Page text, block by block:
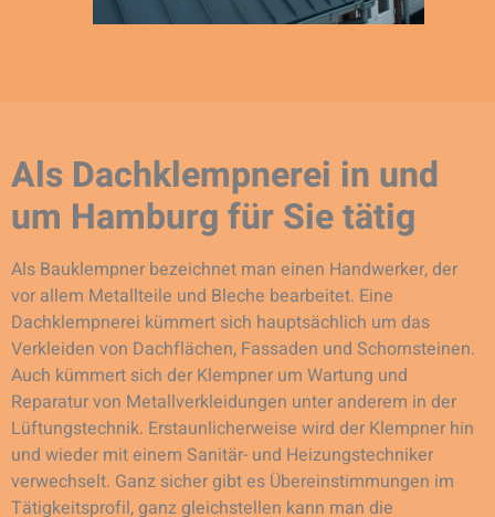
Als Dachklempnerei in und
um Hamburg für Sie tätig
Als Bauklempner bezeichnet man einen Handwerker, der
vor allem Metallteile und Bleche bearbeitet. Eine
Dachklempnerei kümmert sich hauptsächlich um das
Verkleiden von Dachflächen, Fassaden und Schornsteinen.
Auch kümmert sich der Klempner um Wartung und
Reparatur von Metallverkleidungen unter anderem in der
Lüftungstechnik. Erstaunlicherweise wird der Klempner hin
und wieder mit einem Sanitär- und Heizungstechniker
verwechselt. Ganz sicher gibt es Übereinstimmungen im
Tätigkeitsprofil, ganz gleichstellen kann man die